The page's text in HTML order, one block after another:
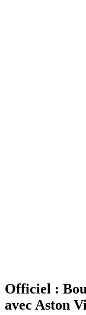
Officiel :
avec Aston